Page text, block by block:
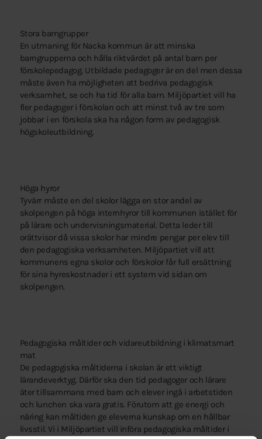
Stora barngrupper
En utmaning för Nacka kommun är att minska
barngrupperna och hålla riktvärdet på antal barn per
förskolepedagog. Utbildade pedagoger är en del men dessa
måste även ha möjligheten att bedriva pedagogisk
verksamhet, se och ha tid för alla barn. Miljöpartiet vill ha
fler pedagoger i förskolan och att minst två av tre som
jobbar i en förskola ska ha någon form av pedagogisk
högskoleutbildning.
Höga hyror
Tyvärr måste en del skolor lägga en stor andel av
skolpengen på höga internhyror till kommunen istället för
på lärare och undervisningsmaterial. Detta leder till
orättvisor då vissa skolor har mindre pengar per elev till
den pedagogiska verksamheten. Miljöpartiet vill att
kommunens egna skolor och förskolor får full ersättning
för sina hyreskostnader i ett system vid sidan om
skolpengen.
Pedagogiska måltider och vidareutbildning i klimatsmart
mat
De pedagogiska måltiderna i skolan är ett viktigt
lärandeverktyg. Därför ska den tid pedagoger och lärare
äter tillsammans med barn och elever ingå i arbetstiden
och lunchen ska vara gratis. Förutom att ge energi och
näring kan måltiden ge eleverna kunskap om en hållbar
livsstil. Vi i Miljöpartiet vill införa pedagogiska måltider i